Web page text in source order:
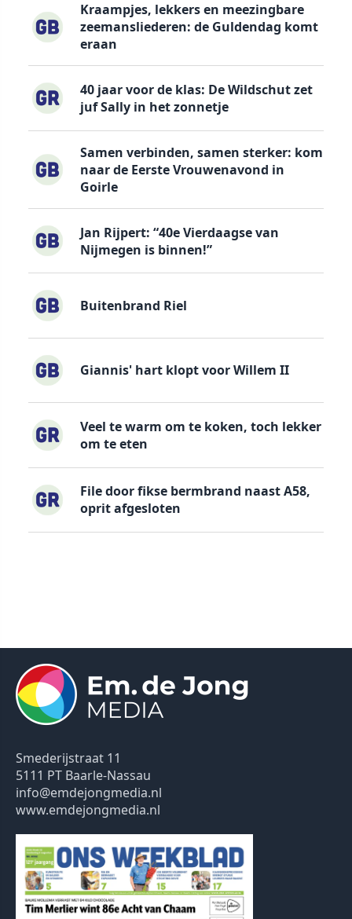
Kraampjes, lekkers en meezingbare
zeemansliederen: de Guldendag komt
eraan
40 jaar voor de klas: De Wildschut zet
juf Sally in het zonnetje
Samen verbinden, samen sterker: kom
naar de Eerste Vrouwenavond in
Goirle
Jan Rijpert: “40e Vierdaagse van
Nijmegen is binnen!”
Buitenbrand Riel
Giannis' hart klopt voor Willem II
Veel te warm om te koken, toch lekker
om te eten
File door fikse bermbrand naast A58,
oprit afgesloten
Smederijstraat 11
5111 PT Baarle-Nassau
info@emdejongmedia.nl
www.emdejongmedia.nl